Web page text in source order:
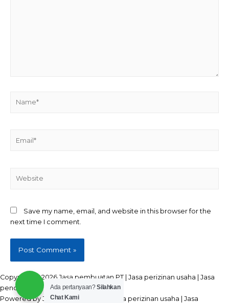
Save my name, email, and website in this browser for the
next time I comment.
Copyright © 2026 Jasa pembuatan PT | Jasa perizinan usaha | Jasa
pendirian CV | Seluruh Indonesia
Powered by Jasa pembuatan PT | Jasa perizinan usaha | Jasa
Ada pertanyaan?Silahkan
Chat Kami